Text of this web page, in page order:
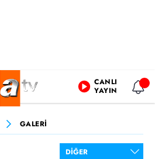
CANLI
YAYIN
GALERİ